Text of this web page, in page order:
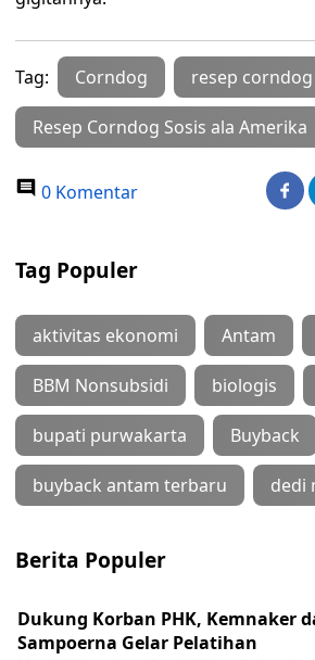
Tag: Corndog resep corndog
Resep Corndog Sosis ala Amerika
0 Komentar
Tag Populer
aktivitas ekonomi Antam
BBM Nonsubsidi biologis
bupati purwakarta Buyback
buyback antam terbaru dedi
Berita Populer
Dukung Korban PHK, Kemnaker
Sampoerna Gelar Pelatihan